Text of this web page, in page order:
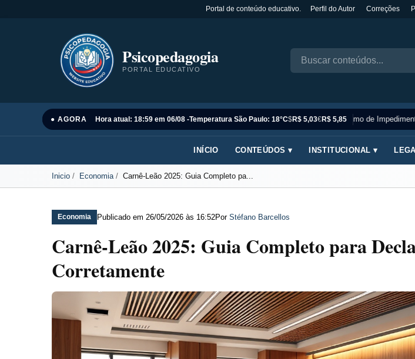
Portal de conteúdo educativo. Perfil do Autor Correções
Psicopedagogia
PORTAL EDUCATIVO
● AGORA Hora atual: 18:59 em 06/08 -Temperatura São Paulo: 18°C$R$ 5,03€R$ 5,85
Sinônimo de
INÍCIO CONTEÚDOS ▾ INSTITUCIONAL ▾
Inicio Economia Carnê-Leão 2025: Guia Completo pa...
Economia Publicado em 26/05/2026 às 16:52Por Stéfano Barcellos
Carnê-Leão 2025: Guia Completo para
Corretamente